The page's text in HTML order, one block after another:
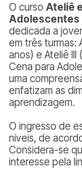
O curso Ateliê
Adolescentes
dedicada a
em três turmas:
anos) e Ateliê III
Cena para
uma
enfatizam as
aprendizagem.
O ingresso de
níveis, de
Considera-se
interesse pela